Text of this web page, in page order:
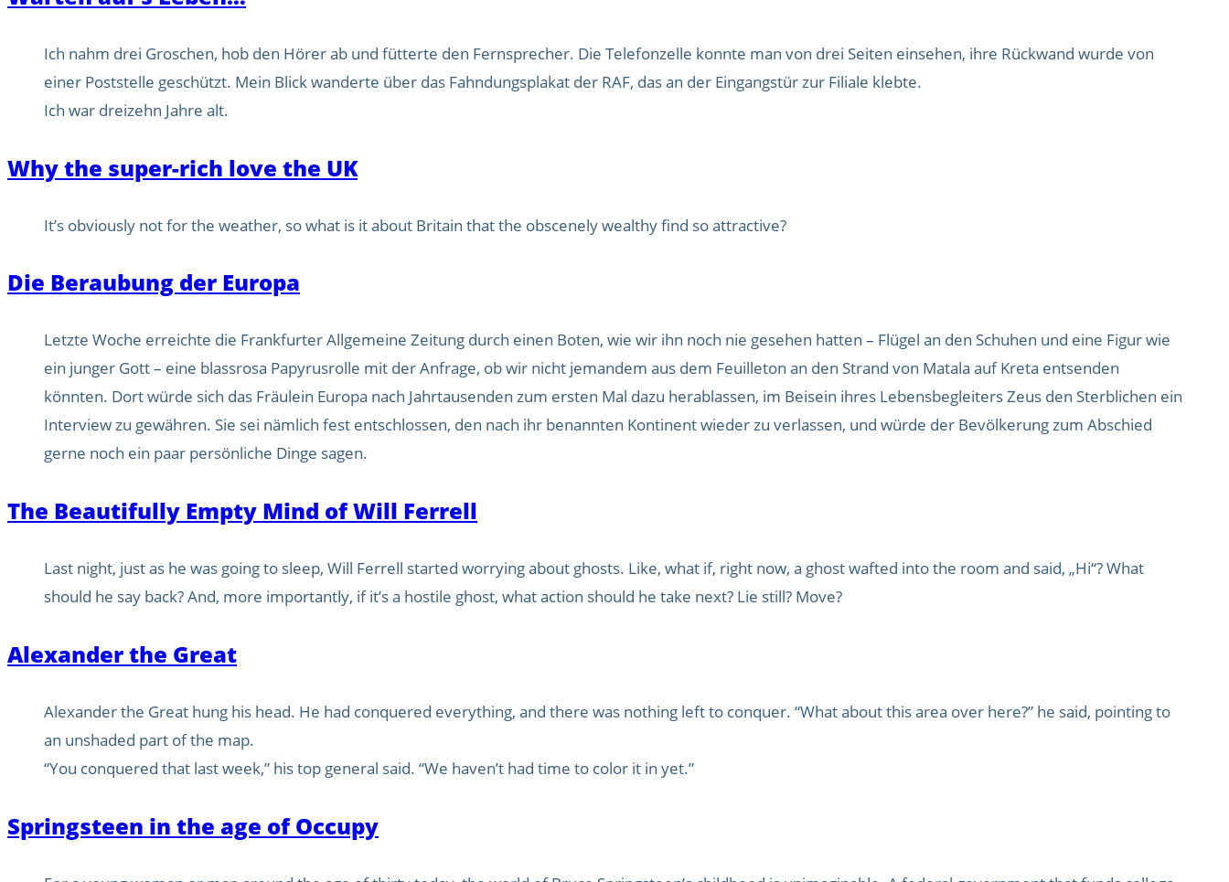
Ich nahm drei Groschen, hob den Hörer ab und fütterte den Fernsprecher. Die Telefonzelle konnte man von drei Seiten einsehen, ihre Rückwand wurde von
einer Poststelle geschützt. Mein Blick wanderte über das Fahndungsplakat der RAF, das an der Eingangstür zur Filiale klebte.
Ich war dreizehn Jahre alt.
Why the super-rich love the UK
It’s obviously not for the weather, so what is it about Britain that the obscenely wealthy find so attractive?
Die Beraubung der Europa
Letzte Woche erreichte die Frankfurter Allgemeine Zeitung durch einen Boten, wie wir ihn noch nie gesehen hatten – Flügel an den Schuhen und eine Figur wie
ein junger Gott – eine blassrosa Papyrusrolle mit der Anfrage, ob wir nicht jemandem aus dem Feuilleton an den Strand von Matala auf Kreta entsenden
könnten. Dort würde sich das Fräulein Europa nach Jahrtausenden zum ersten Mal dazu herablassen, im Beisein ihres Lebensbegleiters Zeus den Sterblichen ein
Interview zu gewähren. Sie sei nämlich fest entschlossen, den nach ihr benannten Kontinent wieder zu verlassen, und würde der Bevölkerung zum Abschied
gerne noch ein paar persönliche Dinge sagen.
The Beautifully Empty Mind of Will Ferrell
Last night, just as he was going to sleep, Will Ferrell started worrying about ghosts. Like, what if, right now, a ghost wafted into the room and said, „Hi“? What
should he say back? And, more importantly, if it’s a hostile ghost, what action should he take next? Lie still? Move?
Alexander the Great
Alexander the Great hung his head. He had conquered everything, and there was nothing left to conquer. “What about this area over here?” he said, pointing to
an unshaded part of the map.
“You conquered that last week,” his top general said. “We haven’t had time to color it in yet.”
Springsteen in the age of Occupy